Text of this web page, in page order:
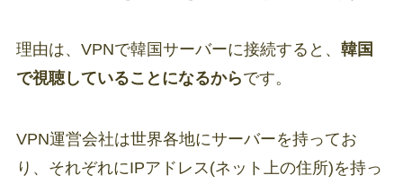
理由は、VPNで韓国サーバーに接続すると、 韓国
で視聴していることになるからです。
VPN運営会社は世界各地にサーバーを持ってお
り、それぞれにIPアドレス(ネット上の住所)を持っ